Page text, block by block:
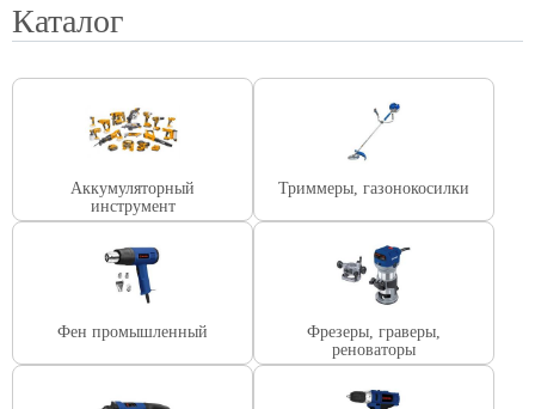
Каталог
Аккумуляторный
инструмент
Триммеры, газонокосилки
Фен промышленный
Фрезеры, граверы,
реноваторы